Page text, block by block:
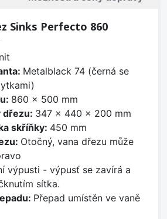
Sinks Perfecto 860
Metalblack 74 (černá se
860 x 500 mm
dřezu: 347 x 440 x 200 mm
skříňky: 450 mm
Otočný, vana dřezu může
výpusti - výpusť se zavírá a
sítka.
Přepad umístěn ve vaně